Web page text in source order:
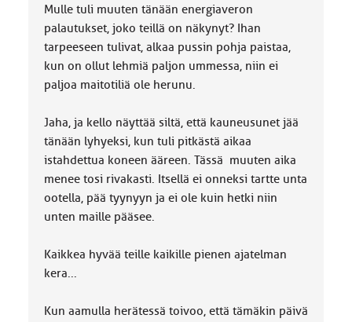
Mulle tuli muuten tänään energiaveron
palautukset, joko teillä on näkynyt? Ihan
tarpeeseen tulivat, alkaa pussin pohja paistaa,
kun on ollut lehmiä paljon ummessa, niin ei
paljoa maitotiliä ole herunu.
Jaha, ja kello näyttää siltä, että kauneusunet jää
tänään lyhyeksi, kun tuli pitkästä aikaa
istahdettua koneen ääreen. Tässä muuten aika
menee tosi rivakasti. Itsellä ei onneksi tartte unta
ootella, pää tyynyyn ja ei ole kuin hetki niin
unten maille pääsee.
Kaikkea hyvää teille kaikille pienen ajatelman
kera...
Kun aamulla herätessä toivoo, että tämäkin päivä